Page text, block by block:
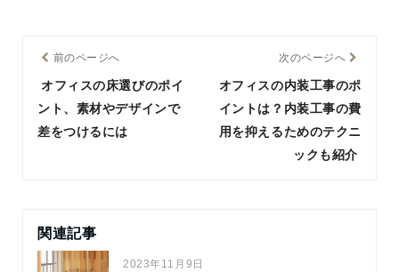
前のページへ
オフィスの床選びのポイ
ント、素材やデザインで
差をつけるには
次のページへ
オフィスの内装工事のポ
イントは？内装工事の費
用を抑えるためのテクニ
ックも紹介
関連記事
2023年11月9日